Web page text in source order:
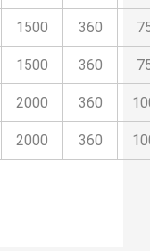
1500 360
1500 360
2000 360
2000 360